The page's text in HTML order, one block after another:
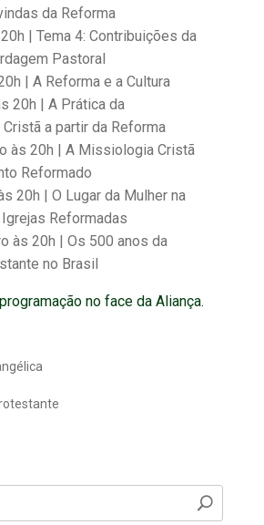
da Reforma
| Tema 4: Contribuições da
Pastoral
| A Reforma e a Cultura
20h | A Prática da
a partir da Reforma
às 20h | A Missiologia Cristã
Reformado
20h | O Lugar da Mulher na
Reformadas
às 20h | Os 500 anos da
no Brasil
no face da Aliança.